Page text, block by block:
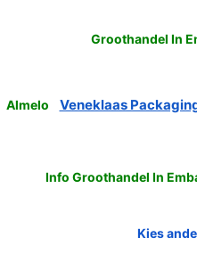
Groothandel In
Almelo Veneklaas
Info Groothandel In
Kies